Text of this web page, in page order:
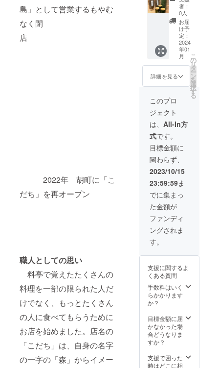
島」として営業するもやむ
なく閉
店
2022年 胡町に「こ
だち」を再オープン
職人としての思い
料亭で覚えたたくさんの
料理を一部の限られた人だ
けでなく、もっとたくさん
の人に食べてもらうために
お店を始めました。店名の
「こだち」は、自身の名字
の一字の「森」からイメー
ませ (有
効期
限
メール
が届い
た日か
ら1年
間）
す。 ②
ちりめ
んじゃ
こ山椒
煮２
パック
ござい
ます！
①お礼
のメー
ルを送
らせて
いただ
きま
す。 そ
のメー
ルを当
来店い
ただい
た時に
提示し
ていた
だくと
3000円
相当の
料理を
提供い
たしま
す。 ②
ちりめ
んじゃ
こ山椒
煮２
パック
③竹
ト 竹
りセッ
トの作
成にお
時間が
で、２
０２４
年1月中
たいと
思いま
者：
0人
お届
け予
定：
2024
年01
月
詳細を見る
こ
の
リ
タ
ー
ン
を
選
択
す
る
このプロ
ジェクト
は、 All-In方
式です。
目標金額に
関わらず、
2023/10/15
23:59:59ま
でに集まっ
た金額が
ファンディ
ングされま
す。
支援に関するよ
くある質問
手数料はいく
らかかります
か？
目標金額に届
かなかった場
合どうなりま
すか？
支援で困った
時はどこに相